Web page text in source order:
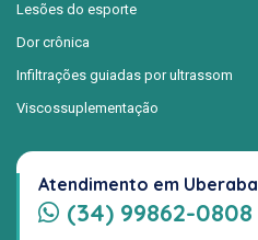
Lesões do esporte
Dor crônica
Infiltrações guiadas por ultrassom
Viscossuplementação
Atendimento em Uberaba
(34) 99862-0808